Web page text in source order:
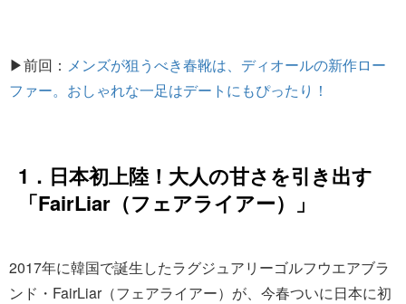
▶前回： メンズが狙うべき春靴は、ディオールの新作ロー
ファー。おしゃれな一足はデートにもぴったり！
1．日本初上陸！大人の甘さを引き出す
「FairLiar（フェアライアー）」
2017年に韓国で誕生したラグジュアリーゴルフウエアブラ
ンド・FairLiar（フェアライアー）が、今春ついに日本に初